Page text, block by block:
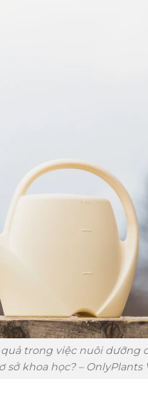
quả trong việc nuôi dưỡng
khoa học? – OnlyPlants